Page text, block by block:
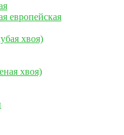
европейская
хвоя)
хвоя)